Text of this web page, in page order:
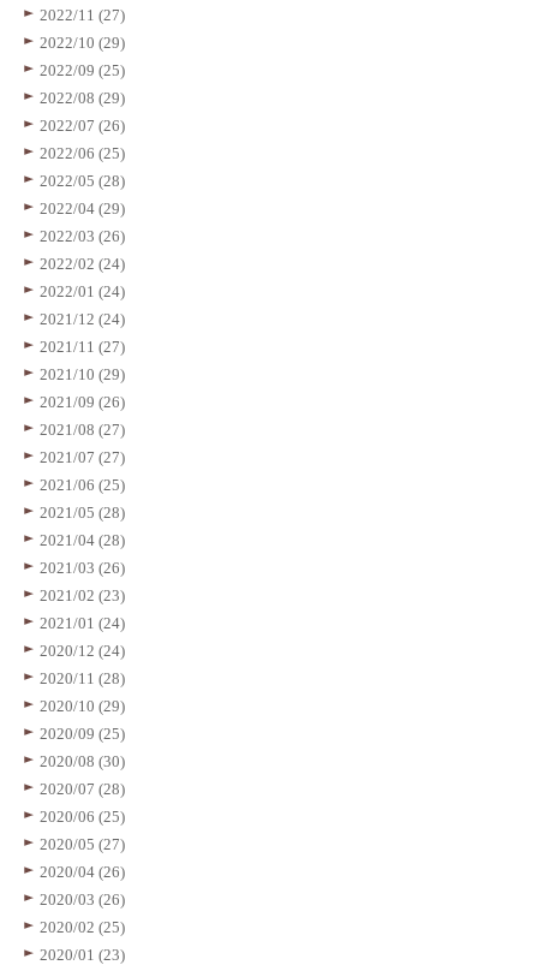
2022/11 (27)
2022/10 (29)
2022/09 (25)
2022/08 (29)
2022/07 (26)
2022/06 (25)
2022/05 (28)
2022/04 (29)
2022/03 (26)
2022/02 (24)
2022/01 (24)
2021/12 (24)
2021/11 (27)
2021/10 (29)
2021/09 (26)
2021/08 (27)
2021/07 (27)
2021/06 (25)
2021/05 (28)
2021/04 (28)
2021/03 (26)
2021/02 (23)
2021/01 (24)
2020/12 (24)
2020/11 (28)
2020/10 (29)
2020/09 (25)
2020/08 (30)
2020/07 (28)
2020/06 (25)
2020/05 (27)
2020/04 (26)
2020/03 (26)
2020/02 (25)
2020/01 (23)